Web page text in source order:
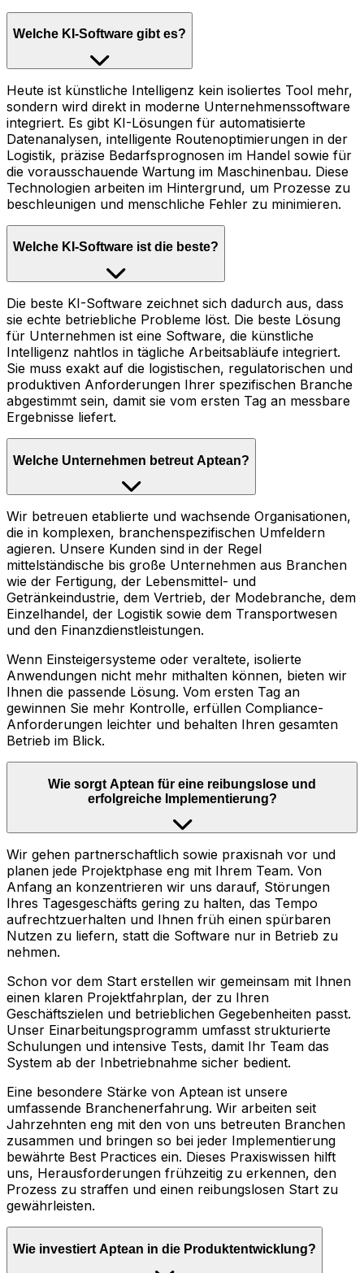
Welche KI-Software gibt es?
Heute ist künstliche Intelligenz kein isoliertes Tool mehr,
sondern wird direkt in moderne Unternehmenssoftware
integriert. Es gibt KI-Lösungen für automatisierte
Datenanalysen, intelligente Routenoptimierungen in der
Logistik, präzise Bedarfsprognosen im Handel sowie für
die vorausschauende Wartung im Maschinenbau. Diese
Technologien arbeiten im Hintergrund, um Prozesse zu
beschleunigen und menschliche Fehler zu minimieren.
Welche KI-Software ist die beste?
Die beste KI-Software zeichnet sich dadurch aus, dass
sie echte betriebliche Probleme löst. Die beste Lösung
für Unternehmen ist eine Software, die künstliche
Intelligenz nahtlos in tägliche Arbeitsabläufe integriert.
Sie muss exakt auf die logistischen, regulatorischen und
produktiven Anforderungen Ihrer spezifischen Branche
abgestimmt sein, damit sie vom ersten Tag an messbare
Ergebnisse liefert.
Welche Unternehmen betreut Aptean?
Wir betreuen etablierte und wachsende Organisationen,
die in komplexen, branchenspezifischen Umfeldern
agieren. Unsere Kunden sind in der Regel
mittelständische bis große Unternehmen aus Branchen
wie der Fertigung, der Lebensmittel- und
Getränkeindustrie, dem Vertrieb, der Modebranche, dem
Einzelhandel, der Logistik sowie dem Transportwesen
und den Finanzdienstleistungen.
Wenn Einsteigersysteme oder veraltete, isolierte
Anwendungen nicht mehr mithalten können, bieten wir
Ihnen die passende Lösung. Vom ersten Tag an
gewinnen Sie mehr Kontrolle, erfüllen Compliance-
Anforderungen leichter und behalten Ihren gesamten
Betrieb im Blick.
Wie sorgt Aptean für eine reibungslose und
erfolgreiche Implementierung?
Wir gehen partnerschaftlich sowie praxisnah vor und
planen jede Projektphase eng mit Ihrem Team. Von
Anfang an konzentrieren wir uns darauf, Störungen
Ihres Tagesgeschäfts gering zu halten, das Tempo
aufrechtzuerhalten und Ihnen früh einen spürbaren
Nutzen zu liefern, statt die Software nur in Betrieb zu
nehmen.
Schon vor dem Start erstellen wir gemeinsam mit Ihnen
einen klaren Projektfahrplan, der zu Ihren
Geschäftszielen und betrieblichen Gegebenheiten passt.
Unser Einarbeitungsprogramm umfasst strukturierte
Schulungen und intensive Tests, damit Ihr Team das
System ab der Inbetriebnahme sicher bedient.
Eine besondere Stärke von Aptean ist unsere
umfassende Branchenerfahrung. Wir arbeiten seit
Jahrzehnten eng mit den von uns betreuten Branchen
zusammen und bringen so bei jeder Implementierung
bewährte Best Practices ein. Dieses Praxiswissen hilft
uns, Herausforderungen frühzeitig zu erkennen, den
Prozess zu straffen und einen reibungslosen Start zu
gewährleisten.
Wie investiert Aptean in die Produktentwicklung?